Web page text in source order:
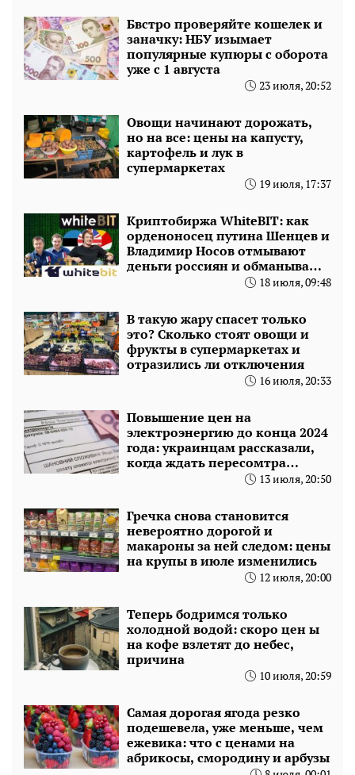
Бвстро проверяйте кошелек и
заначку: НБУ изымает
популярные купюры с оборота
уже с 1 августа
23 июля, 20:52
Овощи начинают дорожать,
но на все: цены на капусту,
картофель и лук в
супермаркетах
19 июля, 17:37
Криптобиржа WhiteBIT: как
орденоносец путина Шенцев и
Владимир Носов отмывают
деньги россиян и обманывают
18 июля, 09:48
В такую жару спасет только
это? Сколько стоят овощи и
фрукты в супермаркетах и
отразились ли отключения
16 июля, 20:33
Повышение цен на
электроэнергию до конца 2024
года: украинцам рассказали,
когда ждать пересомтра
13 июля, 20:50
Гречка снова становится
невероятно дорогой и
макароны за ней следом: цены
на крупы в июле изменились
12 июля, 20:00
Теперь бодримся только
холодной водой: скоро цен ы
на кофе взлетят до небес,
причина
10 июля, 20:59
Самая дорогая ягода резко
подешевела, уже меньше, чем
ежевика: что с ценами на
абрикосы, смородину и арбузы